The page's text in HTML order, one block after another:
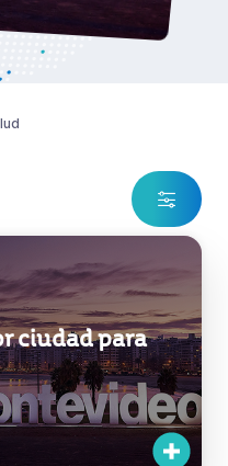
ciudad para